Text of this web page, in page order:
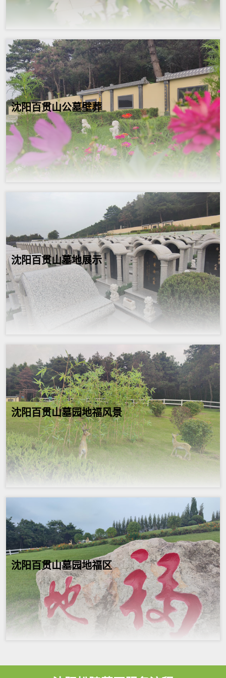
沈阳百贯山公墓壁葬
沈阳百贯山墓地展示
沈阳百贯山墓园地福风景
沈阳百贯山墓园地福区